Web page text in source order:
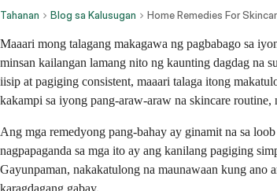
Tahanan Blog sa Kalusugan
Maaari mong talagang makagawa ng pagbabago sa
minsan kailangan lamang nito ng kaunting dagdag na
iisip at pagiging consistent, maaari talaga itong
kakampi sa iyong pang-araw-araw na skincare
Ang mga remedyong pang-bahay ay ginamit na sa
nagpapaganda sa mga ito ay ang kanilang pagiging
Gayunpaman, nakakatulong na maunawaan kung ano